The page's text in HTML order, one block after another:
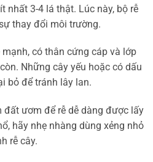
nhất 3-4 lá thật. Lúc này, bộ rễ
thay đổi môi trường.
có thân cứng cáp và lớp
Những cây yếu hoặc có dấu
bỏ để tránh lây lan.
đất ươm để rễ dễ dàng được lấy
hãy nhẹ nhàng dùng xẻng nhỏ
rễ cây.